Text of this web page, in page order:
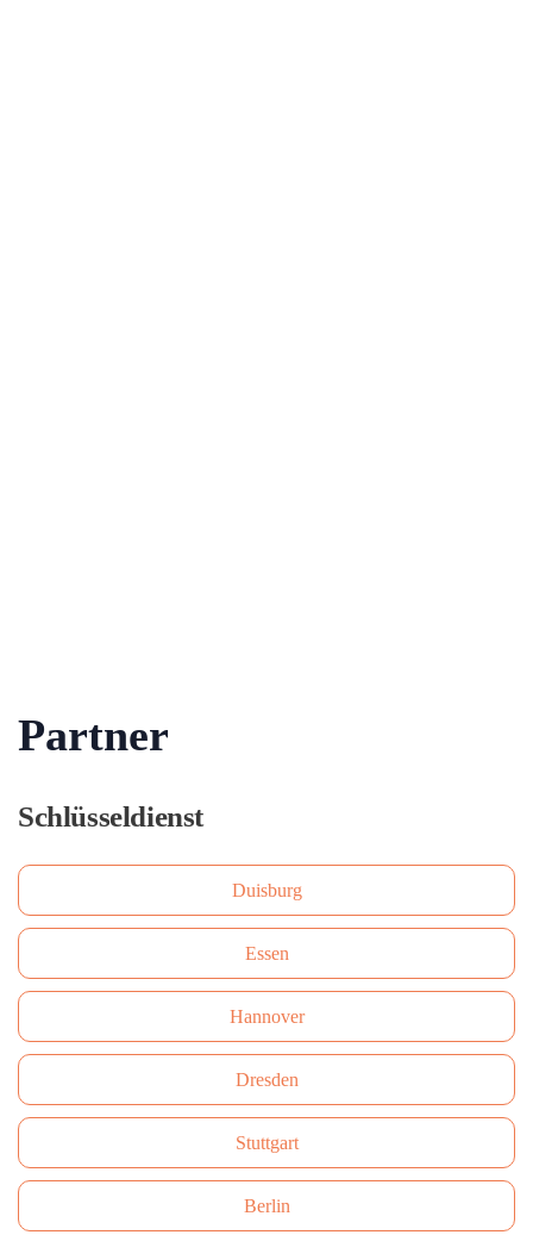
Partner
Schlüsseldienst
Duisburg
Essen
Hannover
Dresden
Stuttgart
Berlin